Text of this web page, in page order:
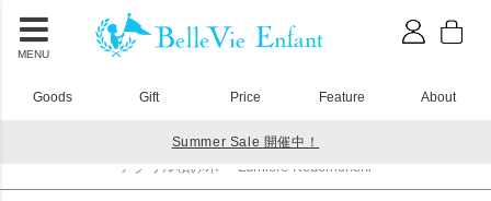
MENU
Goods Gift Price Feature About
Summer Sale 開催中！
アクリル積み木 Lumiere Kodomonohi
アクリル積み木 Lumiere Kodomonohi